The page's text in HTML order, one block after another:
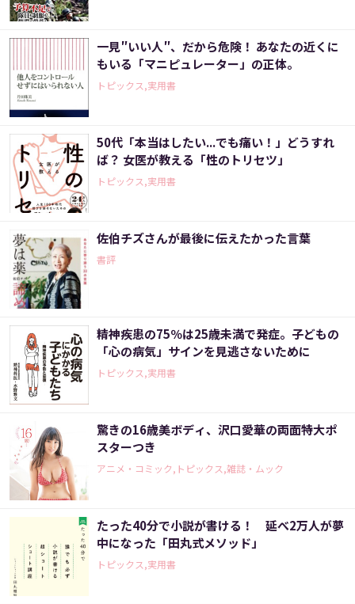
一見″いい人″、だから危険！ あなたの近くに
もいる「マニピュレーター」の正体。
トピックス,実用書
50代「本当はしたい...でも痛い！」どうすれ
ば？ 女医が教える「性のトリセツ」
トピックス,実用書
佐伯チズさんが最後に伝えたかった言葉
書評
精神疾患の75％は25歳未満で発症。子どもの
「心の病気」サインを見逃さないために
トピックス,実用書
驚きの16歳美ボディ、沢口愛華の両面特大ポ
スターつき
アニメ・コミック,トピックス,雑誌・ムック
たった40分で小説が書ける！ 延べ2万人が夢
中になった「田丸式メソッド」
トピックス,実用書